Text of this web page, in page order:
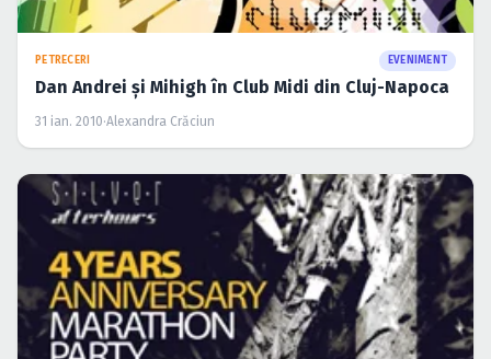
Caută în site...
PETRECERI EVENIMENT
Dan Andrei și Mihigh în Club Midi din Cluj-Napoca
31 ian. 2010·Alexandra Crăciun